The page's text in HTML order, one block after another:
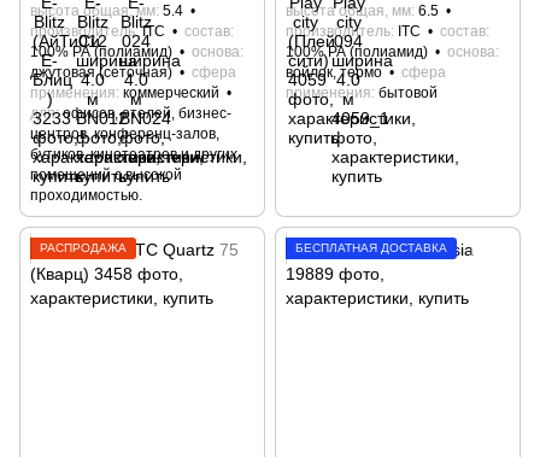
высота общая, мм 5.4
производитель ITC
состав
100% РА (полиамид)
основа
джутовая (сеточная)
сфера
применения коммерческий
для офисов, отелей, бизнес-
центров, конференц-залов,
бутиков, кинотеатров и других
помещений с высокой
проходимостью.
высота общая, мм 6.5
производитель ITC
состав
100% РА (полиамид)
основа
войлок, термо
сфера
применения бытовой
РАСПРОДАЖА БЕСПЛАТНАЯ ДОСТАВКА